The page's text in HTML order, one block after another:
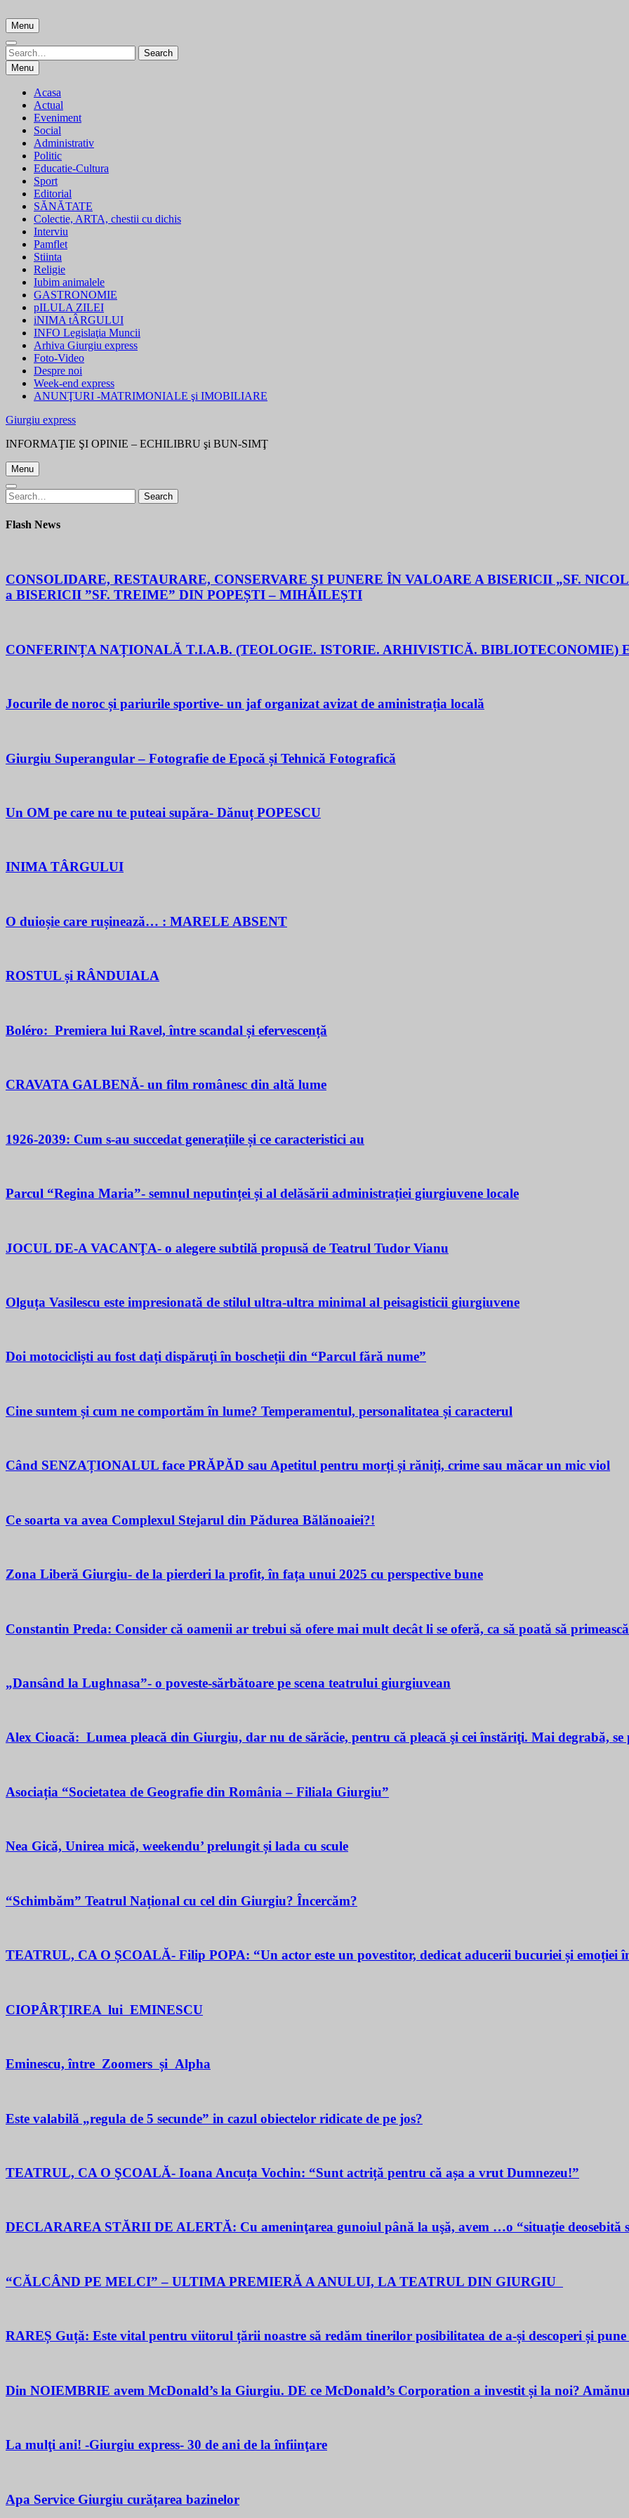
to
content
Menu
Search
for:
Search
Menu
Acasa
Actual
Eveniment
Social
Administrativ
Politic
Educatie-Cultura
Sport
Editorial
SĂNĂTATE
Colectie, ARTA, chestii cu dichis
Interviu
Pamflet
Stiinta
Religie
Iubim animalele
GASTRONOMIE
pILULA ZILEI
iNIMA tÂRGULUI
INFO Legislaţia Muncii
Arhiva Giurgiu express
Foto-Video
Despre noi
Week-end express
ANUNŢURI -MATRIMONIALE şi IMOBILIARE
Giurgiu express
INFORMAŢIE ŞI OPINIE – ECHILIBRU şi BUN-SIMŢ
Menu
Search
for:
Search
Flash News
CONSOLIDARE, RESTAURARE, CONSERVARE ȘI PUNERE ÎN VALOARE A BISERICII „SF.
a BISERICII ”SF. TREIME” DIN POPEȘTI – MIHĂILEȘTI
CONFERINȚA NAȚIONALĂ T.I.A.B. (TEOLOGIE. ISTORIE. ARHIVISTICĂ. BIBLIOTECONOMIE)
Jocurile de noroc și pariurile sportive- un jaf organizat avizat de aministrația locală
Giurgiu Superangular – Fotografie de Epocă și Tehnică Fotografică
Un OM pe care nu te puteai supăra- Dănuț POPESCU
INIMA TÂRGULUI
O duioșie care rușinează… : MARELE ABSENT
ROSTUL și RÂNDUIALA
Boléro: Premiera lui Ravel, între scandal și efervescență
CRAVATA GALBENĂ- un film românesc din altă lume
1926-2039: Cum s-au succedat generațiile și ce caracteristici au
Parcul “Regina Maria”- semnul neputinței și al delăsării administrației giurgiuvene locale
JOCUL DE-A VACANŢA- o alegere subtilă propusă de Teatrul Tudor Vianu
Olguța Vasilescu este impresionată de stilul ultra-ultra minimal al peisagisticii giurgiuvene
Doi motocicliști au fost dați dispăruți în boscheții din “Parcul fără nume”
Cine suntem și cum ne comportăm în lume? Temperamentul, personalitatea și caracterul
Când SENZAȚIONALUL face PRĂPĂD sau Apetitul pentru morți și răniți, crime sau măcar un mic viol
Ce soarta va avea Complexul Stejarul din Pădurea Bălănoaiei?!
Zona Liberă Giurgiu- de la pierderi la profit, în fața unui 2025 cu perspective bune
Constantin Preda: Consider că oamenii ar trebui să ofere mai mult decât li se oferă, ca să poată să
„Dansând la Lughnasa”- o poveste-sărbătoare pe scena teatrului giurgiuvean
Alex Cioacă: Lumea pleacă din Giurgiu, dar nu de sărăcie, pentru că pleacă şi cei înstăriţi. Mai degrabă,
Asociația “Societatea de Geografie din România – Filiala Giurgiu”
Nea Gică, Unirea mică, weekendu’ prelungit și lada cu scule
“Schimbăm” Teatrul Național cu cel din Giurgiu? Încercăm?
TEATRUL, CA O ȘCOALĂ- Filip POPA: “Un actor este un povestitor, dedicat aducerii bucuriei și emoției
CIOPÂRȚIREA lui EMINESCU
Eminescu, între Zoomers și Alpha
Este valabilă „regula de 5 secunde” in cazul obiectelor ridicate de pe jos?
TEATRUL, CA O ŞCOALĂ- Ioana Ancuța Vochin: “Sunt actriță pentru că așa a vrut Dumnezeu!”
DECLARAREA STĂRII DE ALERTĂ: Cu ameninţarea gunoiul până la uşă, avem …o “situație deosebită
“CĂLCÂND PE MELCI” – ULTIMA PREMIERĂ A ANULUI, LA TEATRUL DIN GIURGIU
RAREȘ Guță: Este vital pentru viitorul țării noastre să redăm tinerilor posibilitatea de a-și descoperi și
Din NOIEMBRIE avem McDonald’s la Giurgiu. DE ce McDonald’s Corporation a investit și la noi?
La mulţi ani! -Giurgiu express- 30 de ani de la înfiinţare
Apa Service Giurgiu curățarea bazinelor